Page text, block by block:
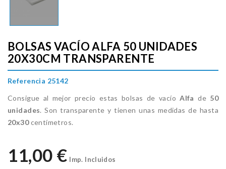
BOLSAS VACÍO ALFA 50 UNIDADES
20X30CM TRANSPARENTE
Referencia 25142
Consigue al mejor precio estas bolsas de vacíoAlfa de 50
unidades. Son transparente y tienen unas medidas de hasta
20x30centímetros.
11,00 € Imp. Incluidos